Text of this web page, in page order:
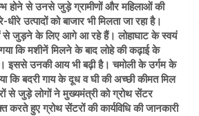
होने से उनसे जुड़े ग्रामीणों और महिलाओं की
उत्पादों को बाजार भी मिलता जा रहा है।
से जुड़ने के लिए आगे आ रहे हैं। लोहाघाट के स्वयं
गया कि मशीनें मिलने के बाद लोहे की कढ़ाई के
है। इससे उनकी आय भी बढ़ी है। चमोली के उर्गम के
कि बदरी गाय के दूध व घी की अच्छी कीमत मिल
से जुड़े लोगों ने मुख्यमंत्री को ग्रोथ सेंटर
करते हुए ग्रोथ सेंटरों की कार्यविधि की जानकारी